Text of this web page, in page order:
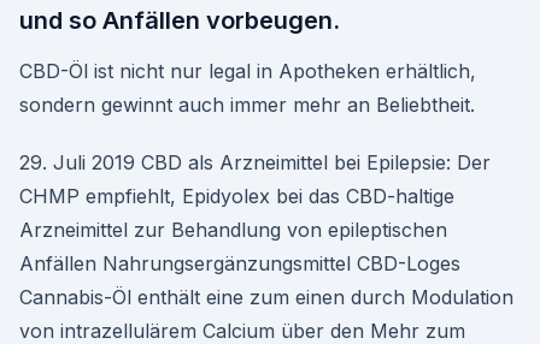
und so Anfällen vorbeugen.
CBD-Öl ist nicht nur legal in Apotheken erhältlich,
sondern gewinnt auch immer mehr an Beliebtheit.
29. Juli 2019 CBD als Arzneimittel bei Epilepsie: Der
CHMP empfiehlt, Epidyolex bei das CBD-haltige
Arzneimittel zur Behandlung von epileptischen
Anfällen Nahrungsergänzungsmittel CBD-Loges
Cannabis-Öl enthält eine zum einen durch Modulation
von intrazellulärem Calcium über den Mehr zum